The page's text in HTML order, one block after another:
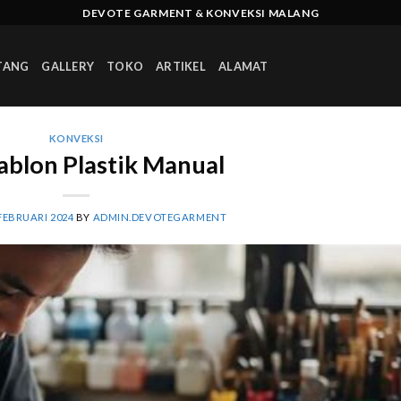
DEVOTE GARMENT & KONVEKSI MALANG
GALLERY TOKO ARTIKEL ALAMAT
KONVEKSI
Plastik Manual
2024 BY ADMIN.DEVOTEGARMENT